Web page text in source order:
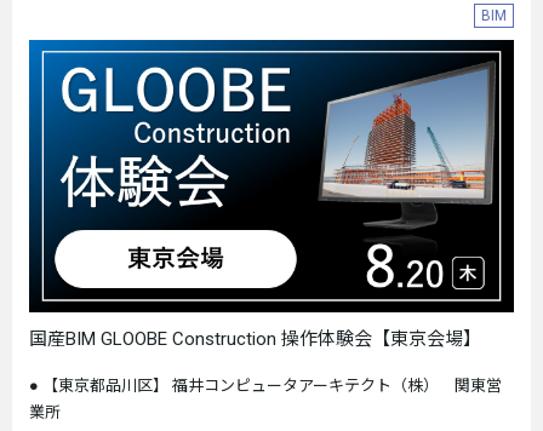
BIM
国産BIM GLOOBE Construction 操作体験会【東京会場】
【東京都品川区】 福井コンピュータアーキテクト（株） 関東営
業所